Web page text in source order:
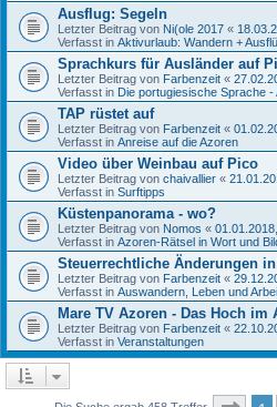
Ausflug: Segeln
Letzter Beitrag von Ni(ole 2017 «
Verfasst in Aktivurlaub: Wandern +
Sprachkurs für Ausländer auf
Letzter Beitrag von Farbenzeit «
Verfasst in Die portugiesische Sprache -
TAP rüstet auf
Letzter Beitrag von Farbenzeit «
Verfasst in Anreise auf die Azoren
Video über Weinbau auf Pico
Letzter Beitrag von chaivallier «
Verfasst in Surftipps
Küstenpanorama - wo?
Letzter Beitrag von Nomos «
Verfasst in Azoren-Rätsel in Wort und
Steuerrechtliche Änderungen
Letzter Beitrag von Farbenzeit «
Verfasst in Auswandern, Leben und
Mare TV Azoren - Das Hoch im
Letzter Beitrag von Farbenzeit «
Verfasst in Veranstaltungen